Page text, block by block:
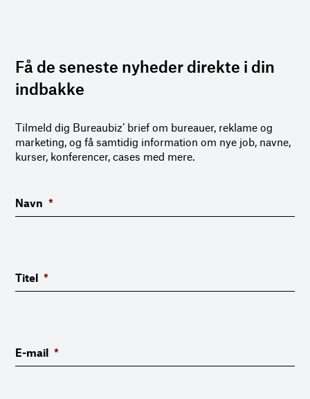
Få de seneste nyheder direkte i din
indbakke
Tilmeld dig Bureaubiz’ brief om bureauer, reklame og
marketing, og få samtidig information om nye job, navne,
kurser, konferencer, cases med mere.
Navn *
Titel *
E-mail *